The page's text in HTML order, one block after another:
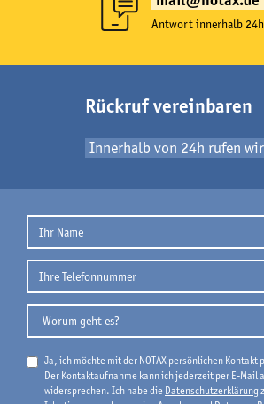
Antwort innerhalb 24h
Rückruf vereinbaren
Innerhalb von 24h rufen
Ja, ich möchte mit der NOTAX persönlichen Kontakt
Der Kontaktaufnahme kann ich jederzeit per E-Mail
widersprechen. Ich habe die Datenschutzerklärung